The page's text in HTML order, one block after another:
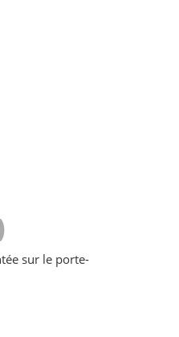
sur le porte-